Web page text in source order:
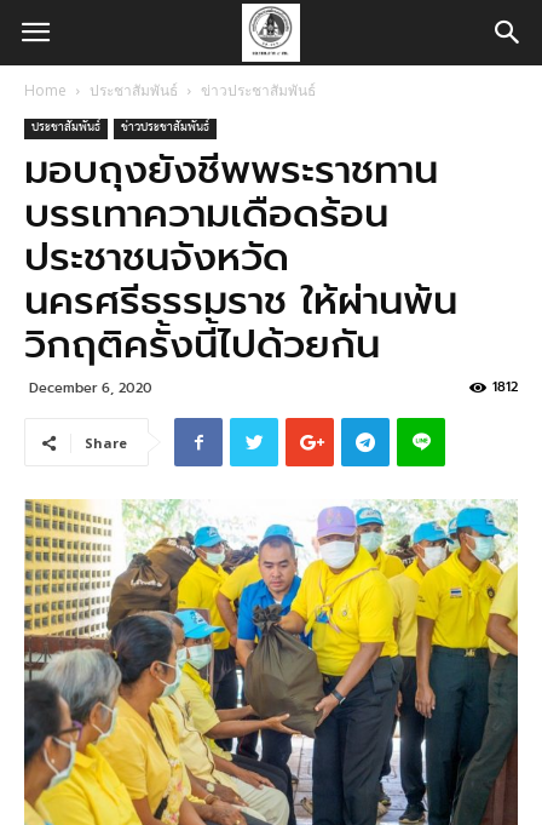
Home ประชาสัมพันธ์ ข่าวประชาสัมพันธ์
ประชาสัมพันธ์ ข่าวประชาสัมพันธ์
มอบถุงยังชีพพระราชทาน
บรรเทาความเดือดร้อน
ประชาชนจังหวัด
นครศรีธรรมราช ให้ผ่านพ้น
วิกฤติครั้งนี้ไปด้วยกัน
December 6, 2020 1812
Share